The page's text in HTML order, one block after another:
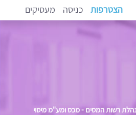
הצטרפות כניסה מעסיקים
רשות המסים - מכס ומע"מ מיסוי